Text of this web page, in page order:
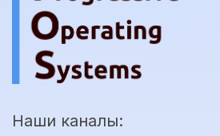
Наши каналы: